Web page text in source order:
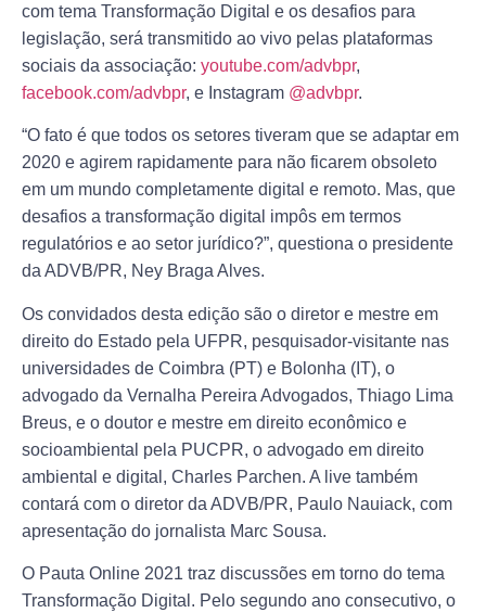
com tema Transformação Digital e os desafios para
legislação, será transmitido ao vivo pelas plataformas
sociais da associação: youtube.com/advbpr,
facebook.com/advbpr, e Instagram @advbpr.
“O fato é que todos os setores tiveram que se adaptar em
2020 e agirem rapidamente para não ficarem obsoleto
em um mundo completamente digital e remoto. Mas, que
desafios a transformação digital impôs em termos
regulatórios e ao setor jurídico?”, questiona o presidente
da ADVB/PR, Ney Braga Alves.
Os convidados desta edição são o diretor e mestre em
direito do Estado pela UFPR, pesquisador-visitante nas
universidades de Coimbra (PT) e Bolonha (IT), o
advogado da Vernalha Pereira Advogados, Thiago Lima
Breus, e o doutor e mestre em direito econômico e
socioambiental pela PUCPR, o advogado em direito
ambiental e digital, Charles Parchen. A live também
contará com o diretor da ADVB/PR, Paulo Nauiack, com
apresentação do jornalista Marc Sousa.
O Pauta Online 2021 traz discussões em torno do tema
Transformação Digital. Pelo segundo ano consecutivo, o